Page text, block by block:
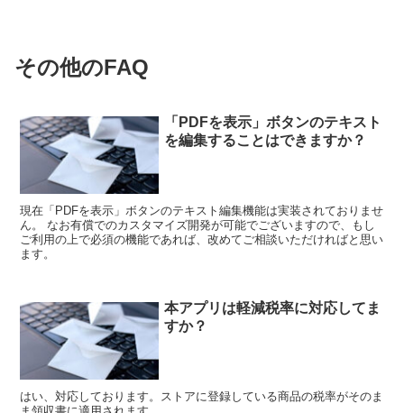
その他のFAQ
「PDFを表示」ボタンのテキスト
を編集することはできますか？
現在「PDFを表示」ボタンのテキスト編集機能は実装されておりませ
ん。 なお有償でのカスタマイズ開発が可能でございますので、もし
ご利用の上で必須の機能であれば、改めてご相談いただければと思い
ます。
本アプリは軽減税率に対応してま
すか？
はい、対応しております。ストアに登録している商品の税率がそのま